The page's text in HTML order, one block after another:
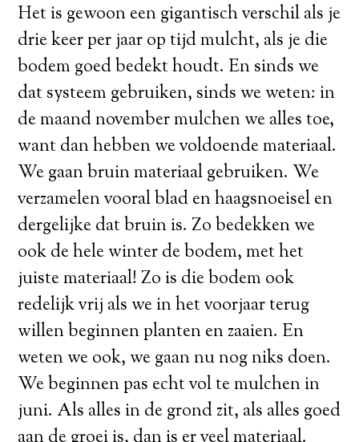
Het is gewoon een gigantisch verschil als je
drie keer per jaar op tijd mulcht, als je die
bodem goed bedekt houdt. En sinds we
dat systeem gebruiken, sinds we weten: in
de maand november mulchen we alles toe,
want dan hebben we voldoende materiaal.
We gaan bruin materiaal gebruiken. We
verzamelen vooral blad en haagsnoeisel en
dergelijke dat bruin is. Zo bedekken we
ook de hele winter de bodem, met het
juiste materiaal! Zo is die bodem ook
redelijk vrij als we in het voorjaar terug
willen beginnen planten en zaaien. En
weten we ook, we gaan nu nog niks doen.
We beginnen pas echt vol te mulchen in
juni. Als alles in de grond zit, als alles goed